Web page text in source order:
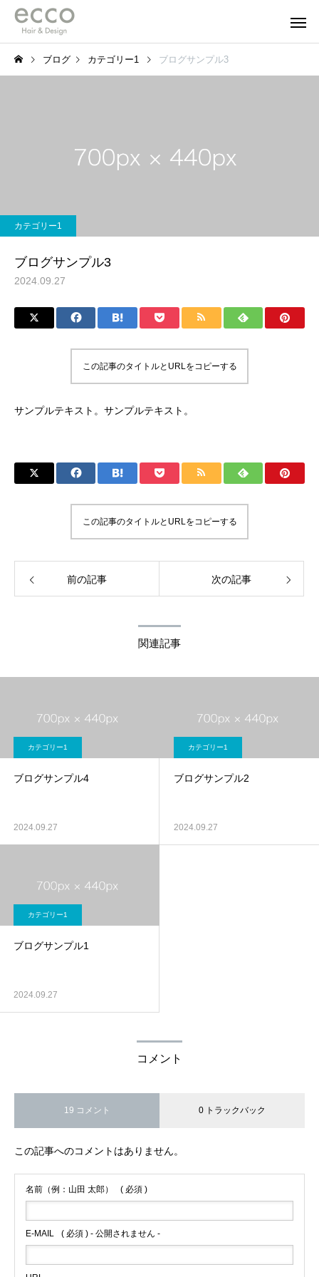
ブログ カテゴリー1 ブログサンプル3
カテゴリー1
ブログサンプル3
2024.09.27
この記事のタイトルとURLをコピーする
サンプルテキスト。サンプルテキスト。
この記事のタイトルとURLをコピーする
前の記事 次の記事
関連記事
カテゴリー1
ブログサンプル4
2024.09.27
カテゴリー1
ブログサンプル2
2024.09.27
カテゴリー1
ブログサンプル1
2024.09.27
コメント
19 コメント 0 トラックバック
この記事へのコメントはありません。
名前（例：山田 太郎） ( 必須 )
E-MAIL ( 必須 ) - 公開されません -